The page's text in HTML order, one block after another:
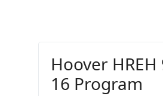
Hoover HREH
16 Program